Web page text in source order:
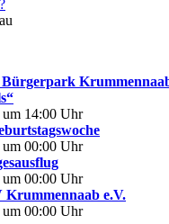
14:00 Uhr
00:00 Uhr
00:00 Uhr
Krummennaab e.V.
00:00 Uhr